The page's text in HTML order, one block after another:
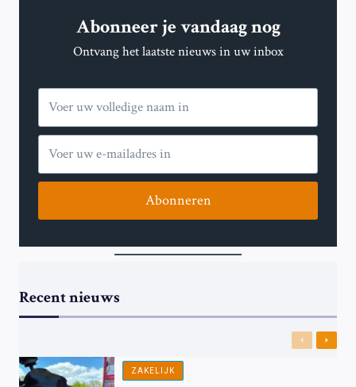
WERKEN
OM
STOFFEN
IN
DE
AF
TE
Abonneer je vandaag nog
Ontvang het laatste nieuws in uw inbox
Abonneren
Recent nieuws
Previous
Next
ZAKELIJK